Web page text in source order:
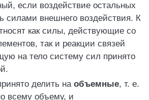
если воздействие остальных
силами внешнего воздействия. К
как силы, действующие со
так и реакции связей
на тело систему сил принято
делить на объемные, т. е.
всему объему, и